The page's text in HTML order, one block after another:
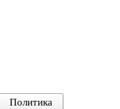
Политика